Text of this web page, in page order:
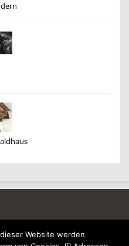
Website werden